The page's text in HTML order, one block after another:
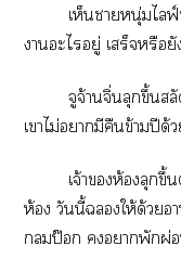
​​ุ่
​​ู่
​จ้ิ่​ึ้
​ไม่​​​​ข้​
จ้​​ห้
ห้​​ี้​​ให้​ด้
ป๊​​​​ผ่